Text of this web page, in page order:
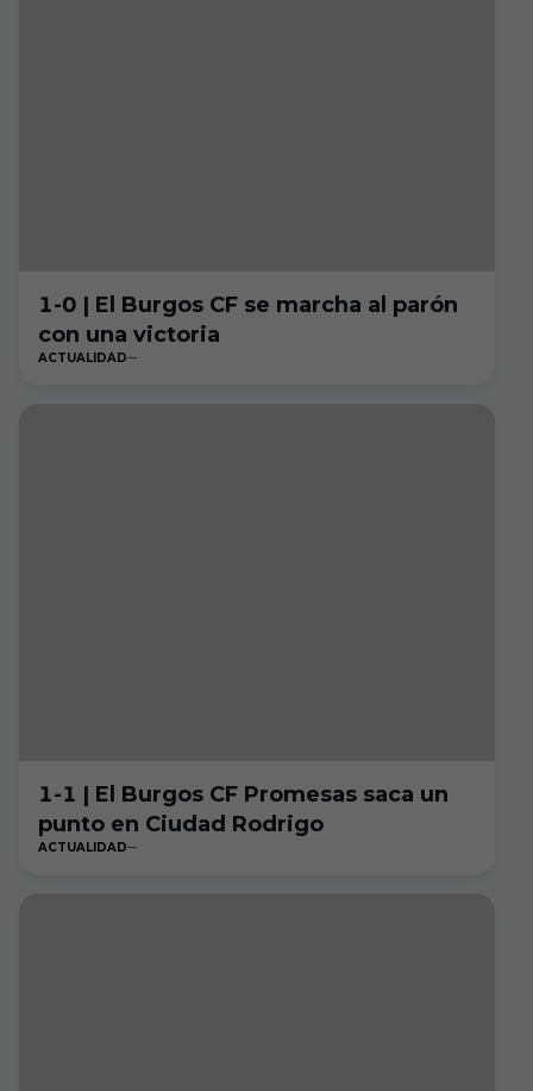
1-0 | El Burgos CF se marcha al parón
con una victoria
ACTUALIDAD
1-1 | El Burgos CF Promesas saca un
punto en Ciudad Rodrigo
ACTUALIDAD